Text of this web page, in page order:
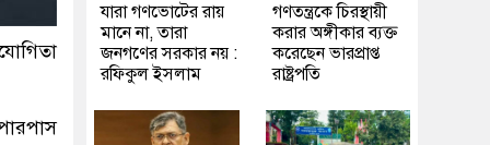
যারা গণভোটের রায়
মানে না, তারা
জনগণের সরকার নয় :
রফিকুল ইসলাম
গণতন্ত্রকে চিরস্থায়ী
করার অঙ্গীকার ব্যক্ত
করেছেন ভারপ্রাপ্ত
রাষ্ট্রপতি